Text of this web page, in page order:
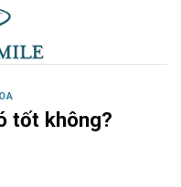
tốt không?